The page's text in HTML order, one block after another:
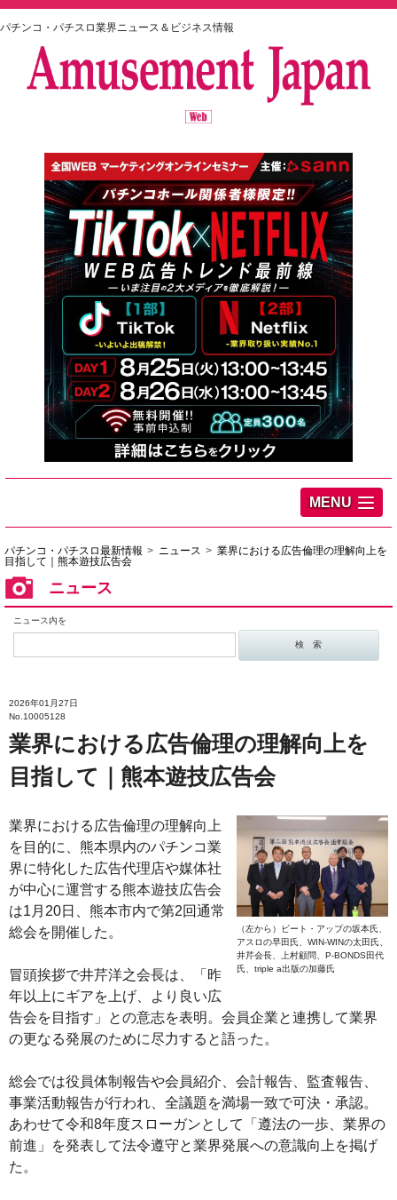
パチンコ・パチスロ業界ニュース＆ビジネス情報
MENU
パチンコ・パチスロ最新情報 ニュース
業界における広告倫理の理解向上を
目指して｜熊本遊技広告会
ニュース
ニュース内を
2026年01月27日
No.10005128
業界における広告倫理の理解向上を
目指して｜熊本遊技広告会
（左から）ビート・アップの坂本氏、
アスロの早田氏、WIN-WINの太田氏、
井芹会長、上村顧問、P-BONDS田代
氏、triple a出版の加藤氏
業界における広告倫理の理解向上
を目的に、熊本県内のパチンコ業
界に特化した広告代理店や媒体社
が中心に運営する熊本遊技広告会
は1月20日、熊本市内で第2回通常
総会を開催した。
冒頭挨拶で井芹洋之会長は、「昨
年以上にギアを上げ、より良い広
告会を目指す」との意志を表明。会員企業と連携して業界
の更なる発展のために尽力すると語った。
総会では役員体制報告や会員紹介、会計報告、監査報告、
事業活動報告が行われ、全議題を満場一致で可決・承認。
あわせて令和8年度スローガンとして「遵法の一歩、業界の
前進」を発表して法令遵守と業界発展への意識向上を掲げ
た。